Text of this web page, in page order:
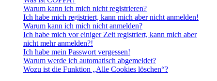
Warum kann ich mich nicht registrieren?
Ich habe mich registriert, kann mich aber nicht anmelden!
Warum kann ich mich nicht anmelden?
Ich habe mich vor einiger Zeit registriert, kann mich aber
nicht mehr anmelden?!
Ich habe mein Passwort vergessen!
Warum werde ich automatisch abgemeldet?
Wozu ist die Funktion „Alle Cookies löschen“?